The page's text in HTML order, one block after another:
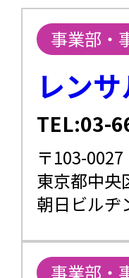
事業部・
レン
TEL:03-
〒103-0027
東京都中央
朝日ビルヂ
事業部・